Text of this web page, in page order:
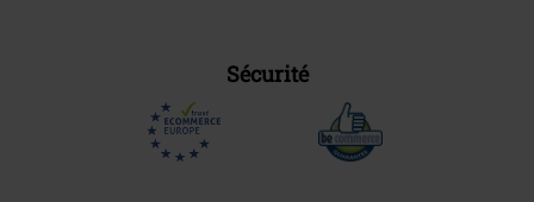
Sécurité